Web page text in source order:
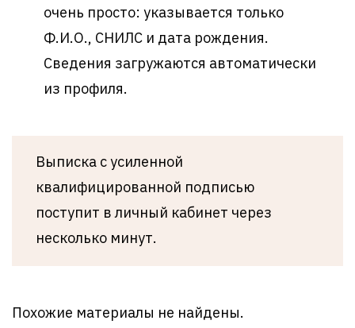
очень просто: указывается только
Ф.И.О., СНИЛС и дата рождения.
Сведения загружаются автоматически
из профиля.
Выписка с усиленной
квалифицированной подписью
поступит в личный кабинет через
несколько минут.
Похожие материалы не найдены.